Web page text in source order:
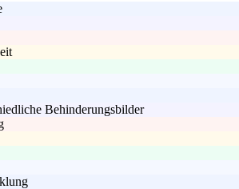
Behinderungsbilder